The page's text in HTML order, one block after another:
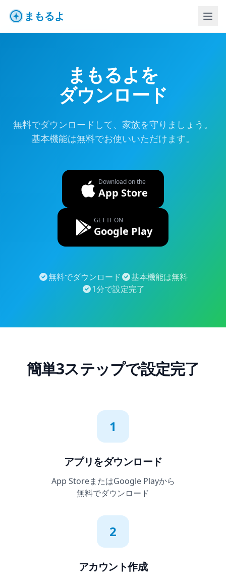
まもるよ
まもるよを
ダウンロード
無料でダウンロードして、家族を守りましょう。
基本機能は無料でお使いいただけます。
Download on the
App Store
GET IT ON
Google Play
無料でダウンロード
基本機能は無料
1分で設定完了
簡単3ステップで設定完了
1
アプリをダウンロード
App StoreまたはGoogle Playから
無料でダウンロード
2
アカウント作成